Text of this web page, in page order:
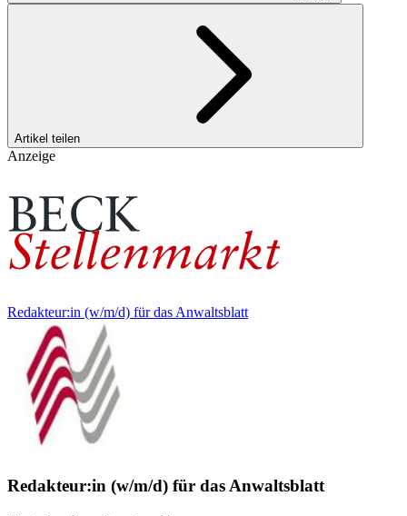
Artikel teilen
Anzeige
Redakteur:in (w/m/d) für das Anwaltsblatt
Redakteur:in (w/m/d) für das Anwaltsblatt